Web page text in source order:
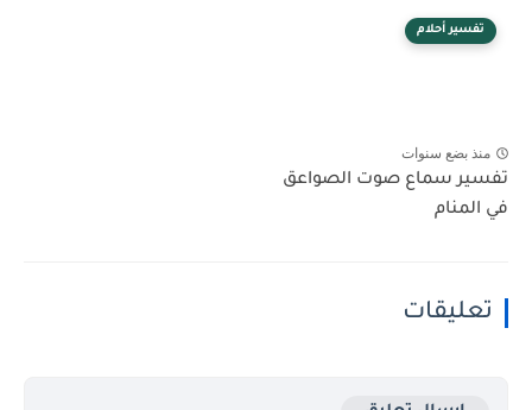
تفسير أحلام
منذ بضع سنوات
تفسير سماع صوت الصواعق
في المنام
تعليقات